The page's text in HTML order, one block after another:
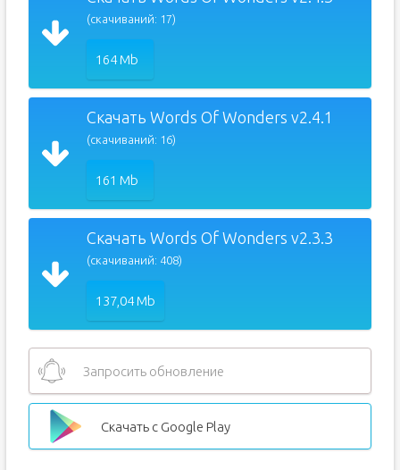
(скачиваний: 17)
164 Mb
Скачать Words Of Wonders v2.4.1
(скачиваний: 16)
161 Mb
Скачать Words Of Wonders v2.3.3
(скачиваний: 408)
137,04 Mb
Запросить обновление
Скачать с Google Play